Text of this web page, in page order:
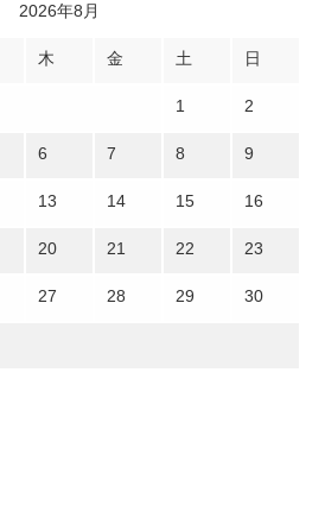
2026年8月
木 金 土 日
1 2
6 7 8 9
13 14 15 16
20 21 22 23
27 28 29 30